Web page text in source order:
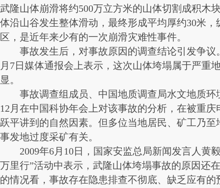
武隆山体崩滑将约500万立方米的山体切割成积木
体沿山谷发生整体滑动，最终形成平均厚约30米，
区，是近年来少有的一次崩滑灾难性事件。
事故发生后，对事故原因的调查结论引发争议
月7日媒体通报会上表示，这次山体垮塌属于严重
显。
事故调查组成员、中国地质调查局水文地质环
12月在中国科协年会上对该事故的分析，在被重
跃平讲到的自然因素。但多位当地居民、矿工乃
事发地过度采矿有关。
2009年6月10日，国家安监总局新闻发言人黄毅
万里行”活动中表示，武隆山体垮塌事故的原因还
的情况看，事故存在隐患排查不彻底、缺乏应有